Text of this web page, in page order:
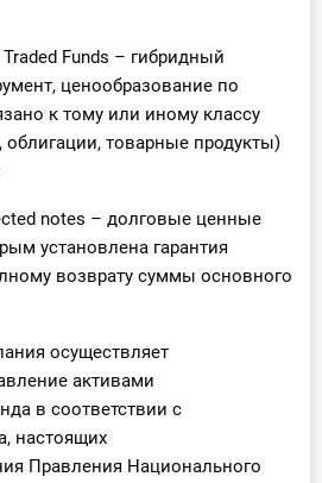
Funds – гибридный
ценообразование по
к тому или иному классу
облигации, товарные продукты)
notes – долговые ценные
установлена гарантия
возврату суммы основного
осуществляет
активами
в соответствии с
настоящих
Правления Национального